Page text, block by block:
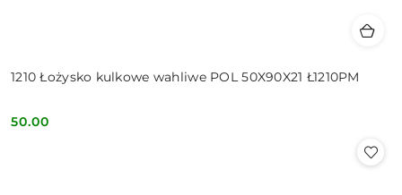
1210 Łożysko kulkowe wahliwe POL 50X90X21 Ł1210PM
Cena:
50.00